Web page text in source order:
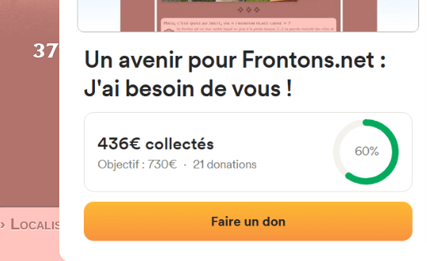
37160 Villarino de los Aires,
Espagne
Calle Pozo Concejo 4
Fronton place libre
› Localisation du fronton